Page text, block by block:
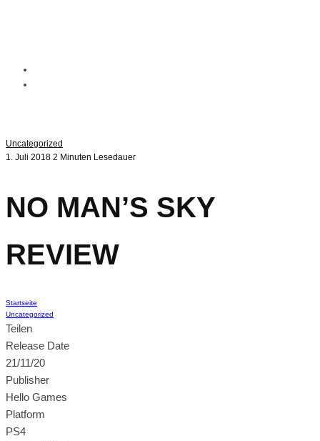
Uncategorized
1. Juli 2018 2 Minuten Lesedauer
NO MAN’S SKY
REVIEW
Startseite
Uncategorized
Teilen
Release Date
21/11/20
Publisher
Hello Games
Platform
PS4